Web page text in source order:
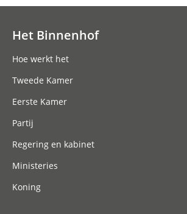
Het Binnenhof
Hoe werkt het
Tweede Kamer
Eerste Kamer
Partij
Regering en kabinet
Ministeries
Koning